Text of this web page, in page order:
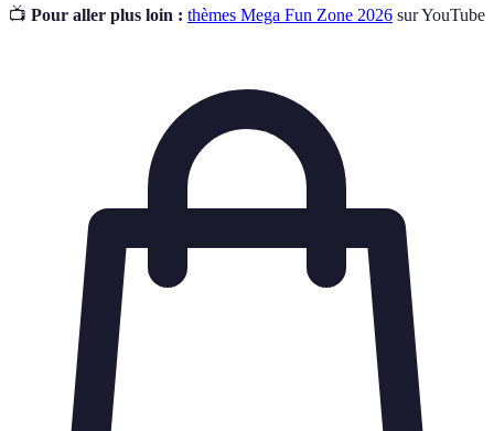
📺 Pour aller plus loin : thèmes Mega Fun Zone 2026 sur YouTube